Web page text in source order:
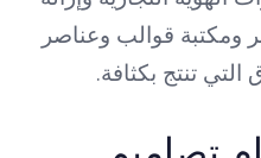
ومكتبة قوالب وعناصر
تنتج بكثافة.